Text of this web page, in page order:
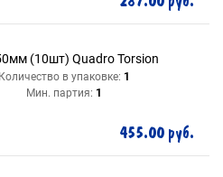
(10шт) Quadro Torsion
Количество в упаковке: 1
Мин. партия: 1
455.00 руб.